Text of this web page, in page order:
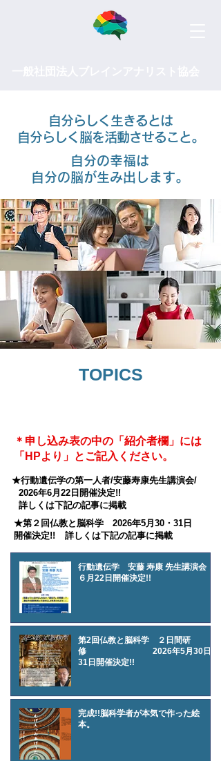
自分らしく生きるとは
自分らしく脳を活動させること。
​自分の幸福は
自分の脳が生み出します。
TOPICS
＊申し込み表の中の「紹介者欄」には
「HPより」とご記入ください。
​★行動遺伝学の第一人者/安藤寿康先生講演会/
2026年6月22日開催決定!!
​詳しくは下記の記事に掲載
​★第２回仏教と脳科学 2026年5月30・31日
開催決定!!
詳しくは下記の記事に掲載
行動遺伝学 安藤 寿康 先生講演会
６月22日開催決定!!
第2回仏教と脳科学 ２日間研
修 2026年5月30日
31日開催決定!!
完成!!脳科学者が本気で作った絵
本。